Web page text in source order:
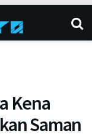
Kena
Saman